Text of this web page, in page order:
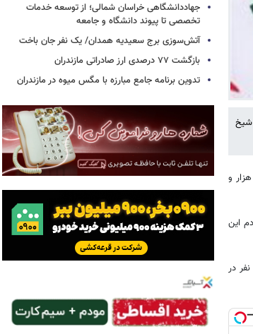
شیخ
از تبریز، «رضا لعلی» به ایرنا گفت: از این حوزه انتخابیه «ضیاءالله اعزازی ملکی» با کسب ۱۶ هزار و
این
گفت: در این شهرستان ۱۰۴ هزار و ۹۰۶ نفر واجد شرایط رای بودند که از این تعداد ۶۵ هزار و ۸۰۱ نفر در
جهاددانشگاهی خراسان شمالی؛ از توسعه خدمات
تخصصی تا پیوند دانشگاه و جامعه
آتش‌سوزی برج سعیدیه همدان/ یک نفر جان باخت
بازگشت ۷۷ درصدی ارز صادراتی مازندران
تدوین برنامه جامع مبارزه با مگس میوه در مازندران